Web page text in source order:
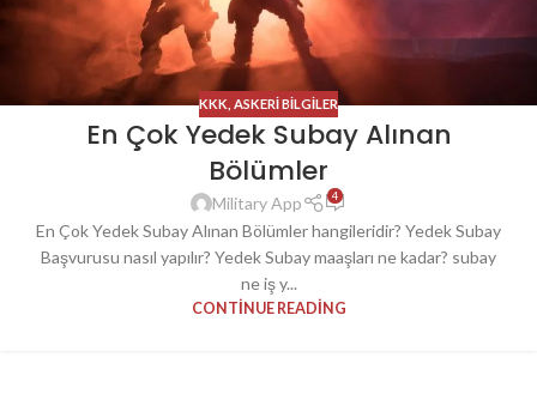
KKK ASKERI BILGILER
En Çok Yedek Subay Alınan
Bölümler
Military App 4
En Çok Yedek Subay Alınan Bölümler hangileridir? Yedek Subay
Başvurusu nasıl yapılır? Yedek Subay maaşları ne kadar? subay
ne iş y...
CONTINUE READING